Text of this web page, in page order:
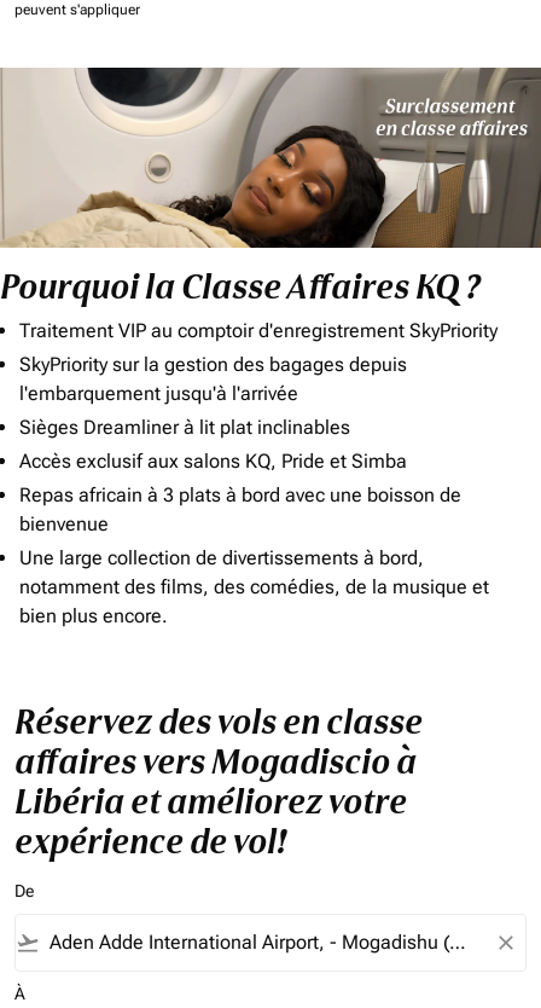
peuvent s'appliquer
Pourquoi la Classe Affaires KQ ?
Traitement VIP au comptoir d'enregistrement SkyPriority
SkyPriority sur la gestion des bagages depuis
l'embarquement jusqu'à l'arrivée
Sièges Dreamliner à lit plat inclinables
Accès exclusif aux salons KQ, Pride et Simba
Repas africain à 3 plats à bord avec une boisson de
bienvenue
Une large collection de divertissements à bord,
notamment des films, des comédies, de la musique et
bien plus encore.
Réservez des vols en classe
affaires vers Mogadiscio à
Libéria et améliorez votre
expérience de vol!
De
flight_takeoff close
À